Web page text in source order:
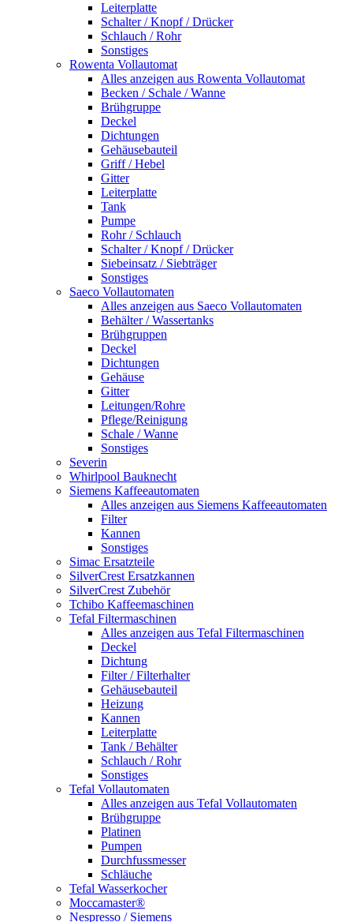
Leiterplatte
Schalter / Knopf / Drücker
Schlauch / Rohr
Sonstiges
Rowenta Vollautomat
Alles anzeigen aus Rowenta Vollautomat
Becken / Schale / Wanne
Brühgruppe
Deckel
Dichtungen
Gehäusebauteil
Griff / Hebel
Gitter
Leiterplatte
Tank
Pumpe
Rohr / Schlauch
Schalter / Knopf / Drücker
Siebeinsatz / Siebträger
Sonstiges
Saeco Vollautomaten
Alles anzeigen aus Saeco Vollautomaten
Behälter / Wassertanks
Brühgruppen
Deckel
Dichtungen
Gehäuse
Gitter
Leitungen/Rohre
Pflege/Reinigung
Schale / Wanne
Sonstiges
Severin
Whirlpool Bauknecht
Siemens Kaffeeautomaten
Alles anzeigen aus Siemens Kaffeeautomaten
Filter
Kannen
Sonstiges
Simac Ersatzteile
SilverCrest Ersatzkannen
SilverCrest Zubehör
Tchibo Kaffeemaschinen
Tefal Filtermaschinen
Alles anzeigen aus Tefal Filtermaschinen
Deckel
Dichtung
Filter / Filterhalter
Gehäusebauteil
Heizung
Kannen
Leiterplatte
Tank / Behälter
Schlauch / Rohr
Sonstiges
Tefal Vollautomaten
Alles anzeigen aus Tefal Vollautomaten
Brühgruppe
Platinen
Pumpen
Durchfussmesser
Schläuche
Tefal Wasserkocher
Moccamaster®
Nespresso / Siemens